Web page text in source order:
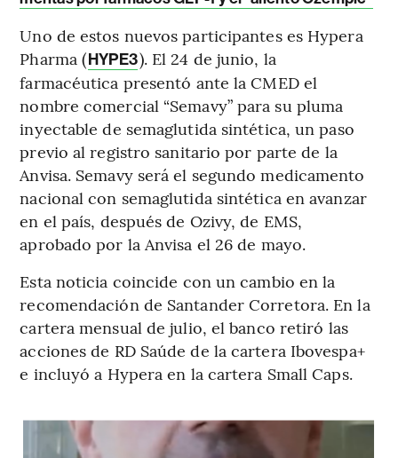
Uno de estos nuevos participantes es Hypera
Pharma (HYPE3). El 24 de junio, la
farmacéutica presentó ante la CMED el
nombre comercial “Semavy” para su pluma
inyectable de semaglutida sintética, un paso
previo al registro sanitario por parte de la
Anvisa. Semavy será el segundo medicamento
nacional con semaglutida sintética en avanzar
en el país, después de Ozivy, de EMS,
aprobado por la Anvisa el 26 de mayo.
Esta noticia coincide con un cambio en la
recomendación de Santander Corretora. En la
cartera mensual de julio, el banco retiró las
acciones de RD Saúde de la cartera Ibovespa+
e incluyó a Hypera en la cartera Small Caps.